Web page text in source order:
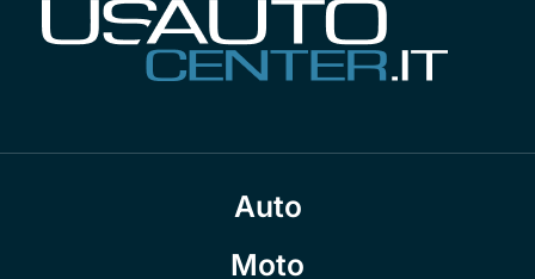
Auto
Moto